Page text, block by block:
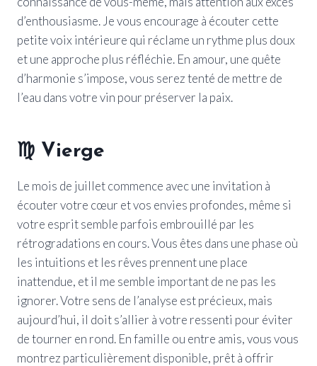
d’enthousiasme. Je vous encourage à écouter cette
petite voix intérieure qui réclame un rythme plus doux
et une approche plus réfléchie. En amour, une quête
d’harmonie s’impose, vous serez tenté de mettre de
l’eau dans votre vin pour préserver la paix.
♍ Vierge
Le mois de juillet commence avec une invitation à
écouter votre cœur et vos envies profondes, même si
votre esprit semble parfois embrouillé par les
rétrogradations en cours. Vous êtes dans une phase où
les intuitions et les rêves prennent une place
inattendue, et il me semble important de ne pas les
ignorer. Votre sens de l’analyse est précieux, mais
aujourd’hui, il doit s’allier à votre ressenti pour éviter
de tourner en rond. En famille ou entre amis, vous vous
montrez particulièrement disponible, prêt à offrir